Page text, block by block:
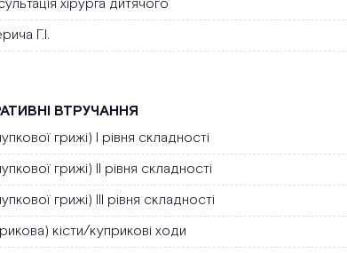
хірурга дитячого
Г.І.
ВТРУЧАННЯ
грижі) І рівня складності
грижі) ІІ рівня складності
грижі) ІІІ рівня складності
кісти/куприкові ходи